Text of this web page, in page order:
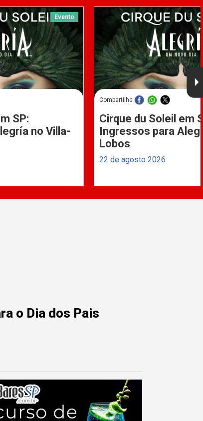
Evento
SP:
no Villa-
Compartilhe
Cirque du Soleil em
Ingressos para
Lobos
22 de agosto 2026
o Dia dos Pais